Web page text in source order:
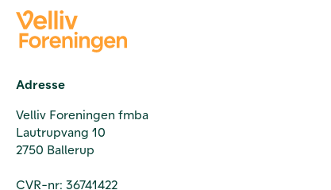
Adresse
Velliv Foreningen fmba
Lautrupvang 10
2750 Ballerup
CVR-nr: 36741422